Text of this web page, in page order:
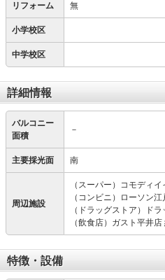
リフォーム 無
小学校区
中学校区
詳細情報
バルコニー
面積
－
主要採光面 南
周辺施設
（スーパー）コモディ
（コンビニ）ローソン
（ドラッグストア）ド
（飲食店）ガスト平井
特徴・設備